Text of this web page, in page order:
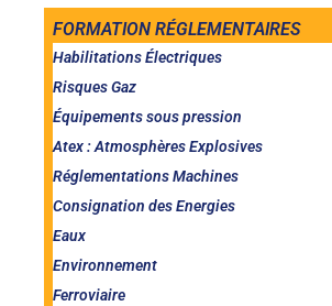
FORMATION RÉGLEMENTAIRES
Habilitations Électriques
Risques Gaz
Équipements sous pression
Atex : Atmosphères Explosives
Réglementations Machines
Consignation des Energies
Eaux
Environnement
Ferroviaire